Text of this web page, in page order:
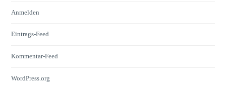
Anmelden
Eintrags-Feed
Kommentar-Feed
WordPress.org